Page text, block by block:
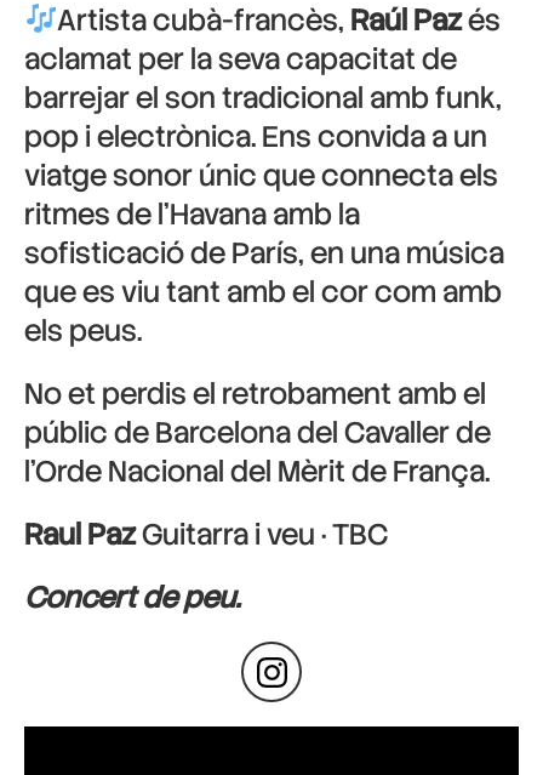
Artista cubà-francès, Raúl Pazés
aclamat per la seva capacitat de
barrejar el son tradicional amb funk,
pop i electrònica. Ens convida a un
viatge sonor únic que connecta els
ritmes de l’Havana amb la
sofisticació de París, en una música
que es viu tant amb el cor com amb
els peus.
No et perdis el retrobament amb el
públic de Barcelona del Cavaller de
l’Orde Nacional del Mèrit de França.
Raul PazGuitarra i veu · TBC
Concert de peu.